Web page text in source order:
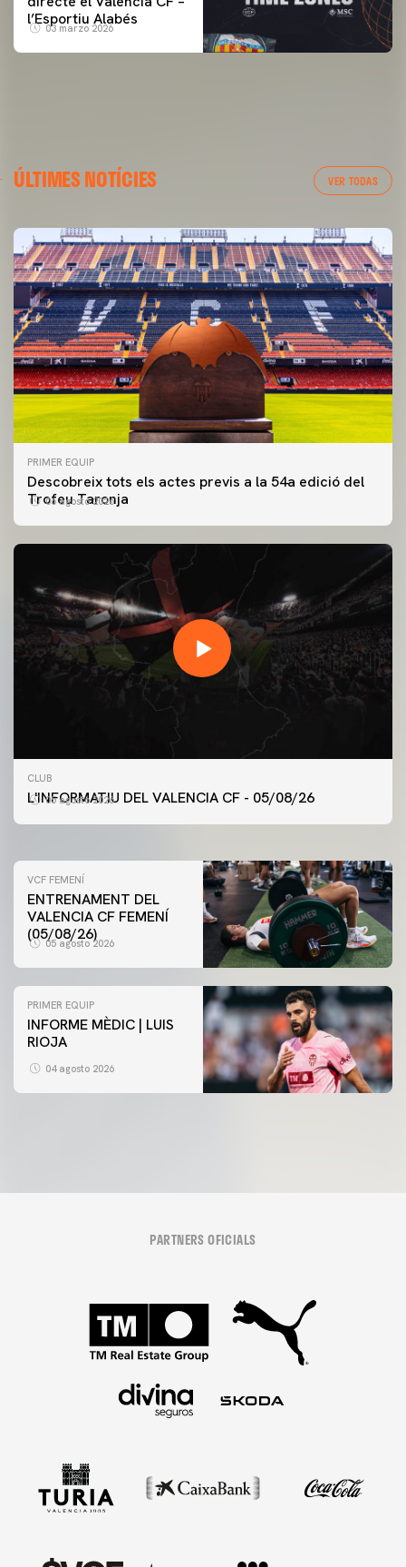
l’Esportiu Alabés
03 marzo 2026
ÚLTIMES NOTÍCIES VER TODAS
PRIMER EQUIP
Descobreix tots els actes previs a la 54a edició del
Trofeu Taronja
06 agosto 2026
CLUB
L'INFORMATIU DEL VALENCIA CF - 05/08/26
05 agosto 2026
PRIMER EQUIP
ENTRENAMENT DEL VALENCIA CF 5/8/2026
VCF FEMENÍ
ENTRENAMENT DEL
VALENCIA CF FEMENÍ
(05/08/26)
05 agosto 2026
PRIMER EQUIP
INFORME MÈDIC | LUIS
RIOJA
04 agosto 2026
VCF FEMENÍ
ENTRENAMENT DEL VALENCIA CF FEMENÍ (04/08/26)
PARTNERS OFICIALS